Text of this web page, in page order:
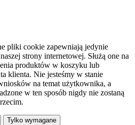
pliki cookie zapewniają jedynie
strony internetowej. Służą one na
produktów w koszyku lub
klienta. Nie jesteśmy w stanie
na temat użytkownika, a
w ten sposób nigdy nie zostaną
Tylko wymagane